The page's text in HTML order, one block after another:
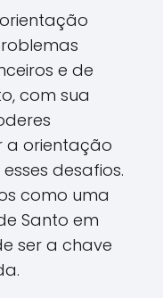
e de
com sua
a orientação
desafios.
como uma
Santo em
ser a chave